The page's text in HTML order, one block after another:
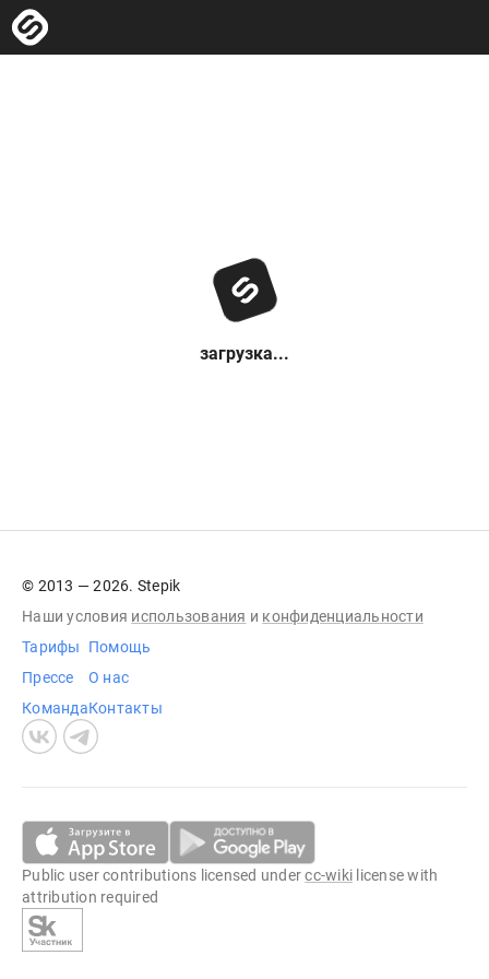
загрузка...
© 2013 — 2026. Stepik
Наши условия использования и конфиденциальности
Тарифы
Прессе
Команда
Помощь
О нас
Контакты
Public user contributions licensed undercc-wiki license with
attribution required